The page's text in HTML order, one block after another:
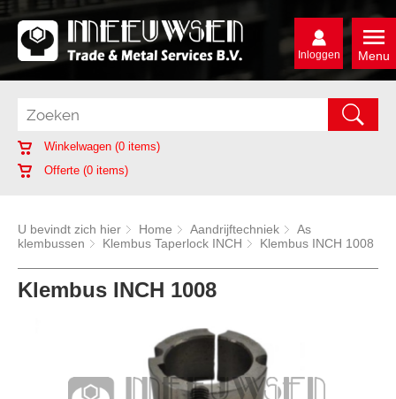
Menu
Inloggen
Winkelwagen (0 items)
Offerte (0 items)
U bevindt zich hier Home Aandrijftechniek
As
klembussen
Klembus Taperlock INCH Klembus INCH 1008
Klembus INCH 1008